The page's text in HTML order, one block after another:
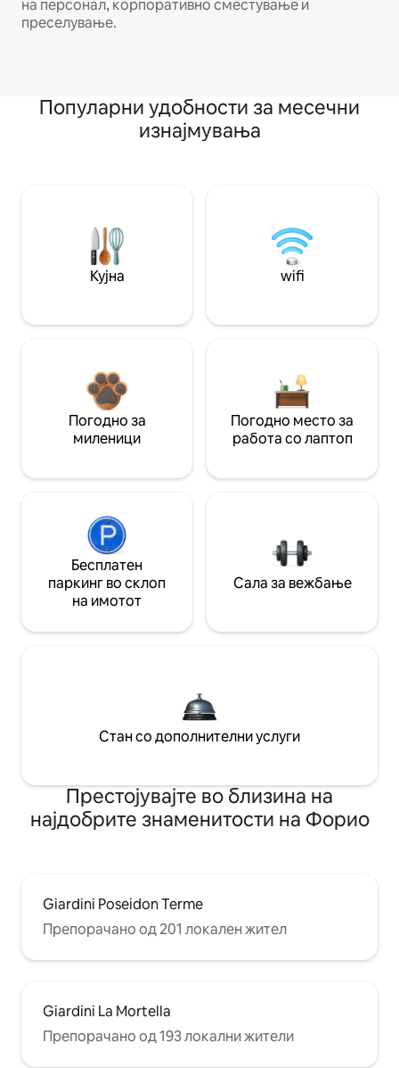
на персонал, корпоративно сместување и
преселување.
Популарни удобности за месечни
изнајмувања
Кујна wifi
Погодно за
миленици
Погодно место за
работа со лаптоп
Бесплатен
паркинг во склоп
на имотот
Сала за вежбање
Стан со дополнителни услуги
Престојувајте во близина на
најдобрите знаменитости на Форио
Giardini Poseidon Terme
Препорачано од 201 локален жител
Giardini La Mortella
Препорачано од 193 локални жители